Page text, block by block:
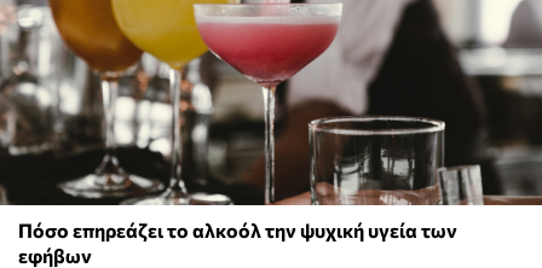
Πόσο επηρεάζει το αλκοόλ την ψυχική υγεία των
εφήβων